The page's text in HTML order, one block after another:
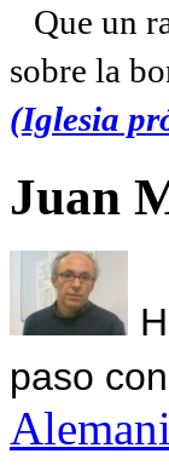
Que un
sobre la
(Iglesia
Juan
paso